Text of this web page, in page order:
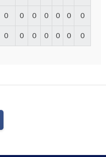
0 0 0 0 0 0 0
0 0 0 0 0 0 0